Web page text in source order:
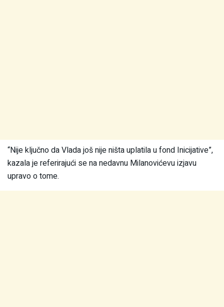
“Nije ključno da Vlada još nije ništa uplatila u fond Inicijative”,
kazala je referirajući se na nedavnu Milanovićevu izjavu
upravo o tome.